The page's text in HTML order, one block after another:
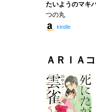
たいようのマキ
つの丸
kindle
ＡＲＩＡ